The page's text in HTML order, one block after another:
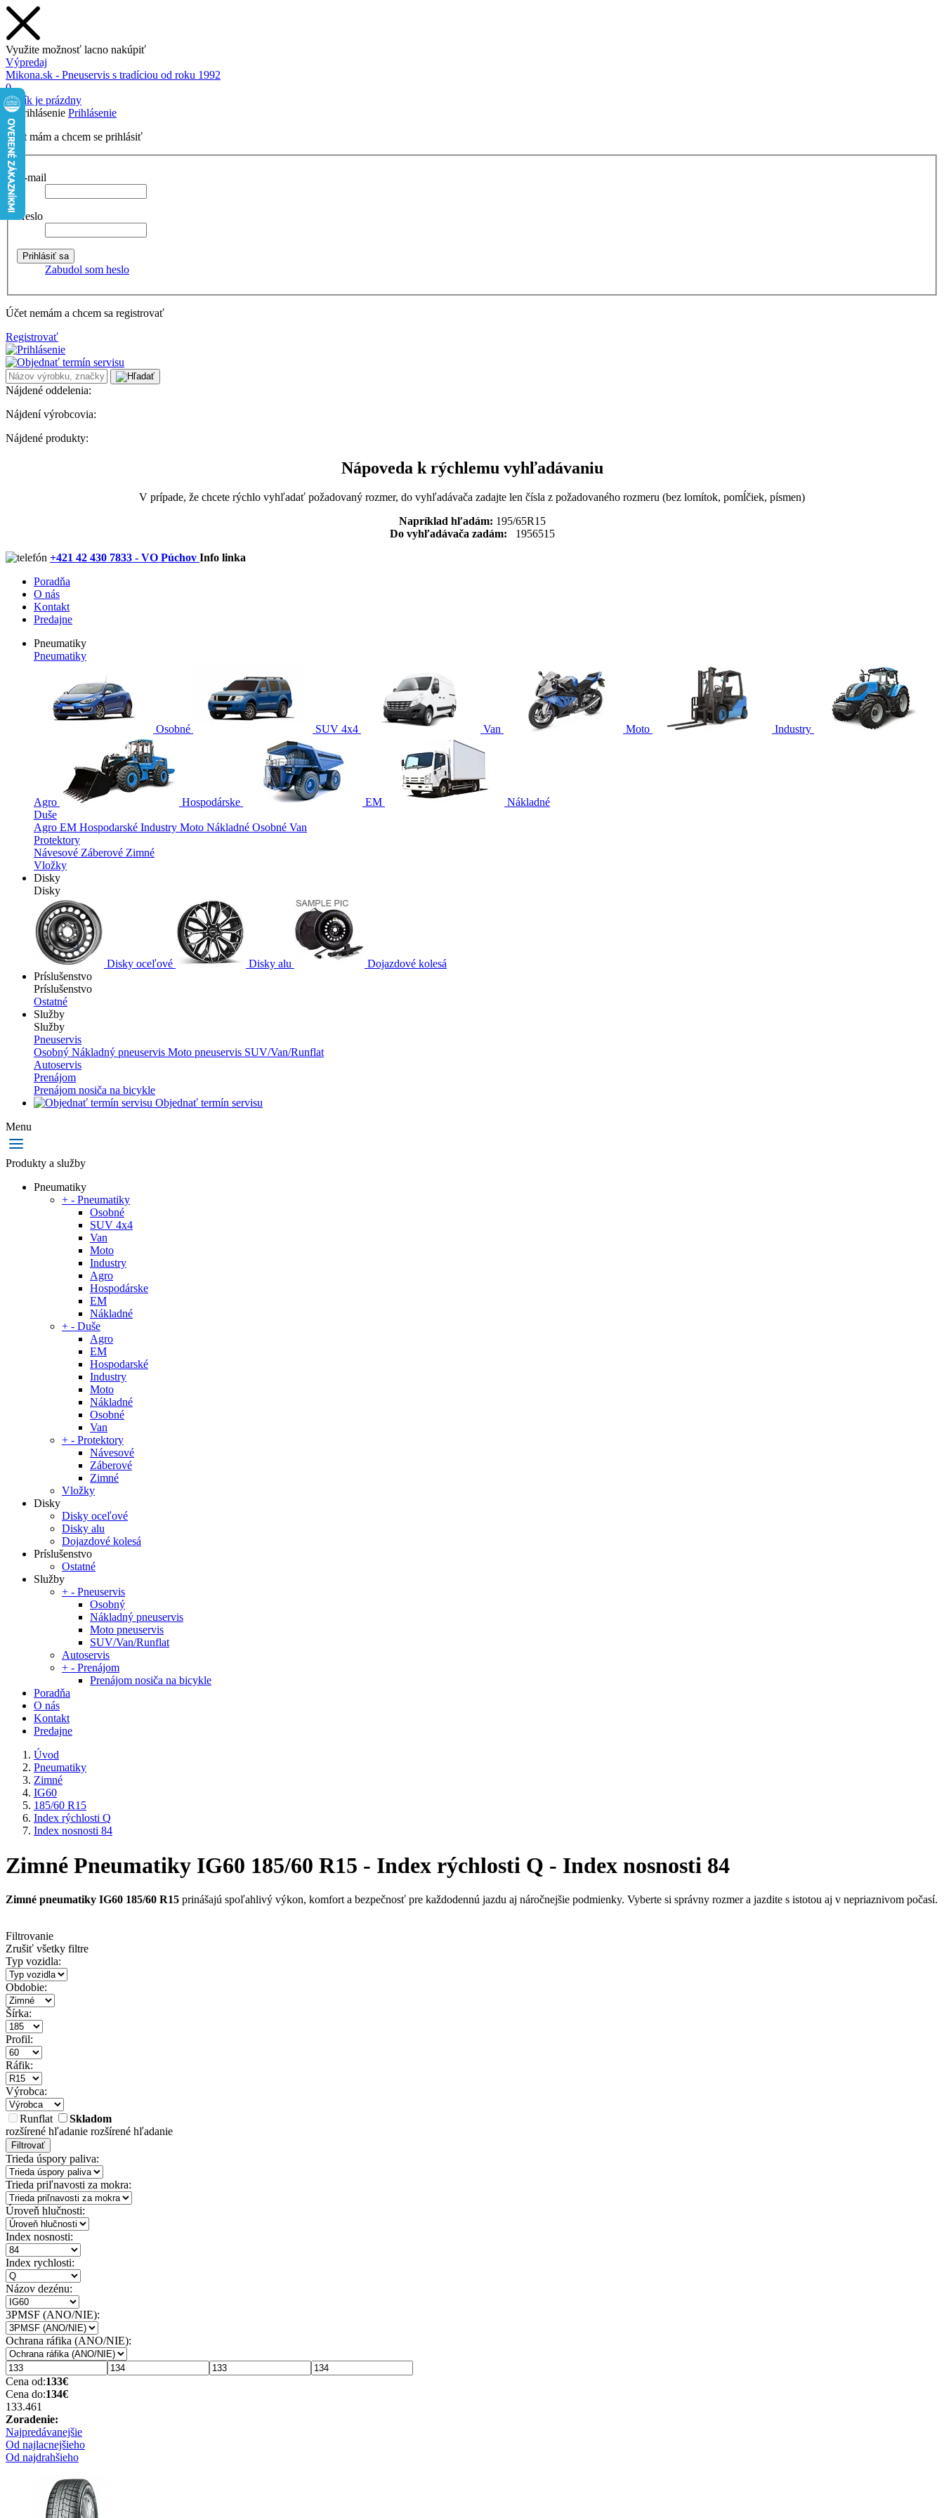
Využite možnosť lacno nakúpiť
Výpredaj
Mikona.sk - Pneuservis s tradíciou od roku 1992
0
Košík je prázdny
Prihlásenie
Účet mám a chcem se prihlásiť
E-mail
Heslo
Zabudol som heslo
Účet nemám a chcem sa registrovať
Registrovať
Nájdené oddelenia:
Nájdení výrobcovia:
Nájdené produkty:
Nápoveda k rýchlemu vyhľadávaniu
V prípade, že chcete rýchlo vyhľadať požadovaný rozmer, do vyhľadávača zadajte len čísla z požadovaného rozmeru (bez lomítok, pomĺčiek, písmen)
Napríklad hľadám: 195/65R15
Do vyhľadávača zadám: 1956515
+421 42 430 7833 - VO Púchov Info linka
Poradňa
O nás
Kontakt
Predajne
Pneumatiky
Pneumatiky
Osobné SUV 4x4 Van Moto Industry
Agro Hospodárske EM
Nákladné
Duše
Agro EM Hospodarské Industry Moto Nákladné Osobné Van
Protektory
Návesové Záberové Zimné
Vložky
Disky
Disky
Disky oceľové Disky alu
Dojazdové kolesá
Príslušenstvo
Príslušenstvo
Ostatné
Služby
Služby
Pneuservis
Osobný Nákladný pneuservis Moto pneuservis SUV/Van/Runflat
Autoservis
Prenájom
Prenájom nosiča na bicykle
Objednať termín servisu
Menu
Produkty a služby
Pneumatiky
+ - Pneumatiky
Osobné
SUV 4x4
Van
Moto
Industry
Agro
Hospodárske
EM
Nákladné
+ - Duše
Agro
EM
Hospodarské
Industry
Moto
Nákladné
Osobné
Van
+ - Protektory
Návesové
Záberové
Zimné
Vložky
Disky
Disky oceľové
Disky alu
Dojazdové kolesá
Príslušenstvo
Ostatné
Služby
+ - Pneuservis
Osobný
Nákladný pneuservis
Moto pneuservis
SUV/Van/Runflat
Autoservis
+ - Prenájom
Prenájom nosiča na bicykle
Poradňa
O nás
Kontakt
Predajne
Úvod
Pneumatiky
Zimné
IG60
185/60 R15
Index rýchlosti Q
Index nosnosti 84
Zimné Pneumatiky IG60 185/60 R15 - Index rýchlosti Q - Index nosnosti 84
Zimné pneumatiky IG60 185/60 R15 prinášajú spoľahlivý výkon, komfort a bezpečnosť pre každodennú jazdu aj náročnejšie podmienky. Vyberte si správny rozmer a jazdite s istotou aj v nepriaznivom počasí.
Filtrovanie
Zrušiť všetky filtre
Typ vozidla:
Obdobie:
Šírka:
Profil:
Ráfik:
Výrobca:
Runflat
Skladom
rozšírené hľadanie rozšírené hľadanie
Filtrovať
Trieda úspory paliva:
Trieda priľnavosti za mokra:
Úroveň hlučnosti:
Index nosnosti:
Index rychlosti:
Názov dezénu:
3PMSF (ANO/NIE):
Ochrana ráfika (ANO/NIE):
Cena od:133€
Cena do:134€
133.461
Zoradenie:
Najpredávanejšie
Od najlacnejšieho
Od najdrahšieho